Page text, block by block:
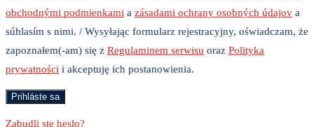
obchodnými podmienkami a zásadami ochrany osobných údajov a
súhlasím s nimi. / Wysyłając formularz rejestracyjny, oświadczam, że
zapoznałem(-am) się z Regulaminem serwisu oraz Polityka
prywatności i akceptuję ich postanowienia.
Zabudli ste heslo?